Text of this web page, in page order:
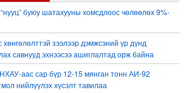
буюу шатахууны хомсдлоос чөлөөлөх 9%-
хөнгөлөлттэй зээлээр дэмжсэний үр дүнд
савнууд эхнээсээ ашиглалтад орж байна
аас сар бүр 12-15 мянган тонн АИ-92
нийлүүлэх хүсэлт тавилаа